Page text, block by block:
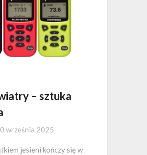
– sztuka
września 2025
jesieni kończy się w